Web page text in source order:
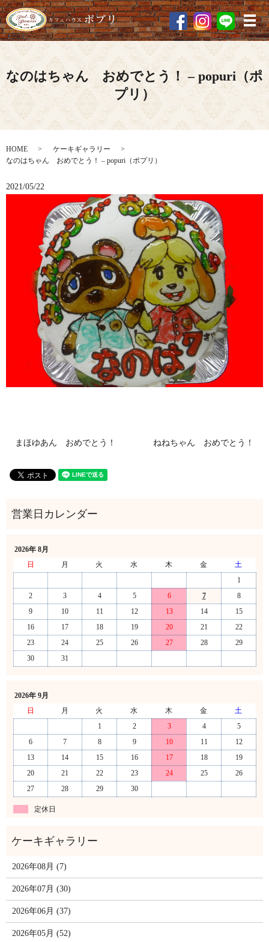
メ
なのはちゃん おめでとう！ – popuri（ポ
プリ）
HOME
ケーキギャラリー
なのはちゃん おめでとう！ – popuri（ポプリ）
2021/05/22
まほゆあん おめでとう！ ねねちゃん おめでとう！
2026年 8月
日
月 火 水 木 金
土
1
2
3 4 5 6 7
8
9
10 11 12 13 14
15
16
17 18 19 20 21
22
23
24 25 26 27 28
29
30
31
2026年 9月
日
月 火 水 木 金
土
1
2 3 4
5
6
7 8 9 10 11
12
13
14 15 16 17 18
19
20
21 22 23 24 25
26
27
28 29 30
定休日
2026年08月 (7)
2026年07月 (30)
2026年06月 (37)
2026年05月 (52)